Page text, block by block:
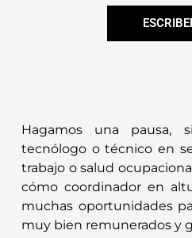
Hagamos una pausa,
tecnólogo o técnico en
trabajo o salud
cómo coordinador en
muchas oportunidades
muy bien remunerados y